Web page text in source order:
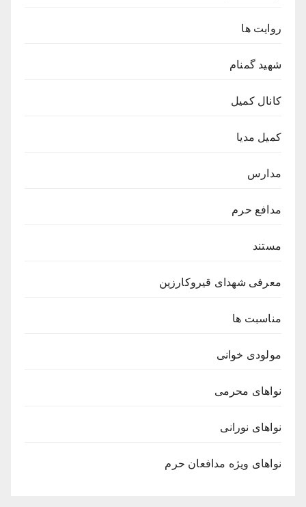
روایت ها
شهید گمنام
کانال کمیل
کمیل مدیا
مدارس
مدافع حرم
مستند
معرفی شهدای قیروکارزین
مناسبت ها
مولودی خوانی
نواهای محرمی
نواهای نورانی
نواهای ویژه مدافعان حرم